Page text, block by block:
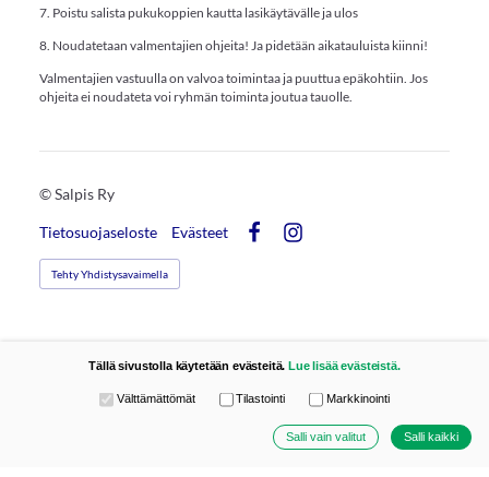
7. Poistu salista pukukoppien kautta lasikäytävälle ja ulos
8. Noudatetaan valmentajien ohjeita! Ja pidetään aikatauluista kiinni!
Valmentajien vastuulla on valvoa toimintaa ja puuttua epäkohtiin. Jos
ohjeita ei noudateta voi ryhmän toiminta joutua tauolle.
©Salpis Ry
Tietosuojaseloste
Evästeet
Tehty Yhdistysavaimella
Tällä sivustolla käytetään evästeitä.Lue lisää evästeistä.
Valitse käytettävät evästeet
Välttämättömät Tilastointi Markkinointi
Salli vain valitut Salli kaikki